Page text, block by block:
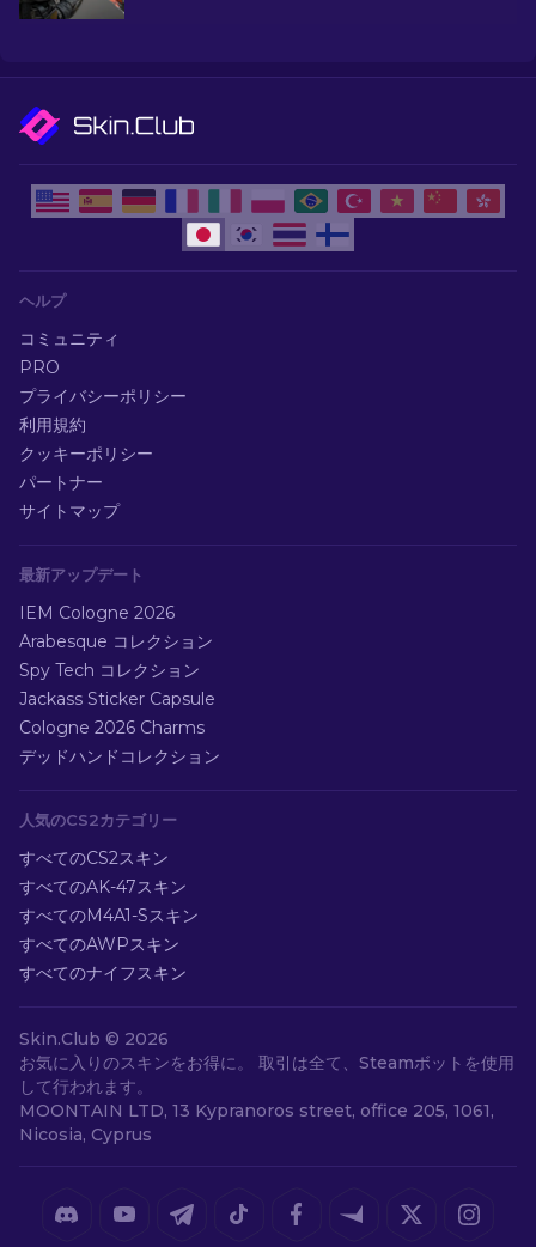
ヘルプ
コミュニティ
PRO
プライバシーポリシー
利用規約
クッキーポリシー
パートナー
サイトマップ
最新アップデート
IEM Cologne 2026
Arabesque コレクション
Spy Tech コレクション
Jackass Sticker Capsule
Cologne 2026 Charms
デッドハンドコレクション
人気のCS2カテゴリー
すべてのCS2スキン
すべてのAK-47スキン
すべてのM4A1-Sスキン
すべてのAWPスキン
すべてのナイフスキン
Skin.Club © 2026
お気に入りのスキンをお得に。 取引は全て、Steamボットを使用
して行われます。
MOONTAIN LTD, 13 Kypranoros street, office 205, 1061,
Nicosia, Cyprus